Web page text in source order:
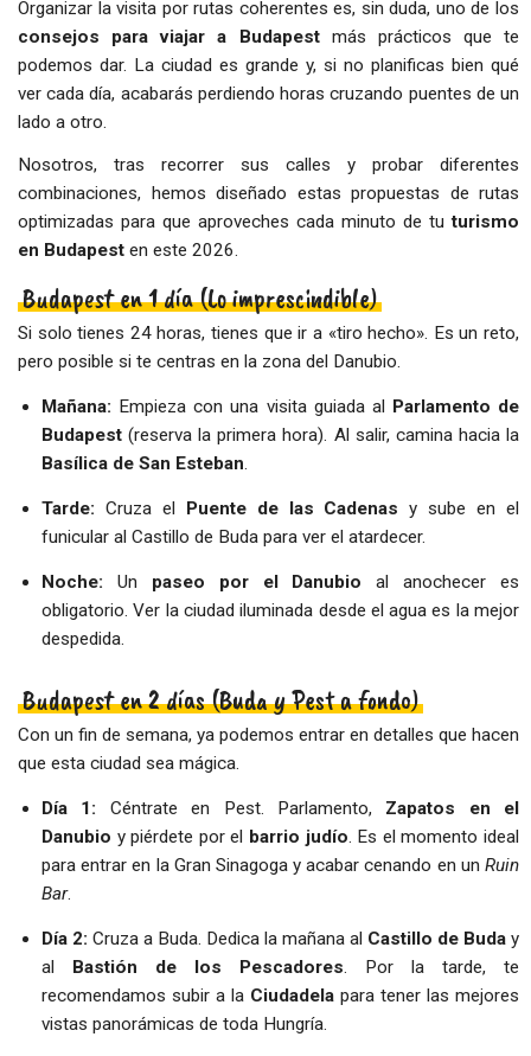
Organizar la visita por rutas coherentes es, sin duda, uno de los
consejos para viajar a Budapestmás prácticos que te
podemos dar. La ciudad es grande y, si no planificas bien qué
ver cada día, acabarás perdiendo horas cruzando puentes de un
lado a otro.
Nosotros, tras recorrer sus calles y probar diferentes
combinaciones, hemos diseñado estas propuestas de rutas
optimizadas para que aproveches cada minuto de tuturismo
en Budapest en este 2026.
Budapest en 1 día (Lo imprescindible)
Si solo tienes 24 horas, tienes que ir a «tiro hecho». Es un reto,
pero posible si te centras en la zona del Danubio.
Mañana: Empieza con una visita guiada al
Parlamento de
Budapest (reserva la primera hora). Al salir, camina hacia la
Basílica de San Esteban.
Tarde: Cruza el Puente de las Cadenas y sube en el
funicular al Castillo de Buda para ver el atardecer.
Noche: Un paseo por el Danubio al anochecer es
obligatorio. Ver la ciudad iluminada desde el agua es la mejor
despedida.
Budapest en 2 días (Buda y Pest a fondo)
Con un fin de semana, ya podemos entrar en detalles que hacen
que esta ciudad sea mágica.
Día 1: Céntrate en Pest. Parlamento, Zapatos en el
Danubio y piérdete por el barrio judío. Es el momento ideal
para entrar en la Gran Sinagoga y acabar cenando en un Ruin
Bar.
Día 2: Cruza a Buda. Dedica la mañana al Castillo de Buda y
al
Bastión de los Pescadores. Por la tarde, te
recomendamos subir a la Ciudadela para tener las mejores
vistas panorámicas de toda Hungría.